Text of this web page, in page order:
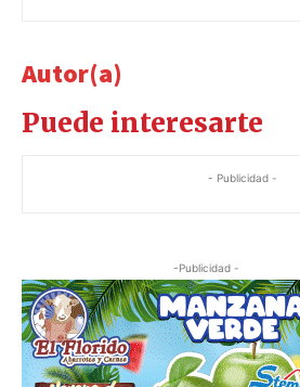
Autor(a)
Puede interesarte
- Publicidad -
-Publicidad -